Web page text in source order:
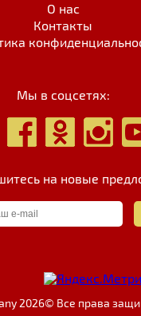
О нас
Контакты
2026© Все права
Мы в соцсетях:
на новые